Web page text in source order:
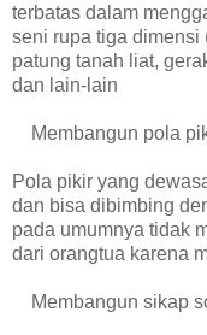
terbatas dalam
seni rupa tiga dimensi
patung tanah liat,
dan lain-lain
Membangun pola
Pola pikir yang
dan bisa dibimbing
pada umumnya tidak
dari orangtua karena
Membangun sikap